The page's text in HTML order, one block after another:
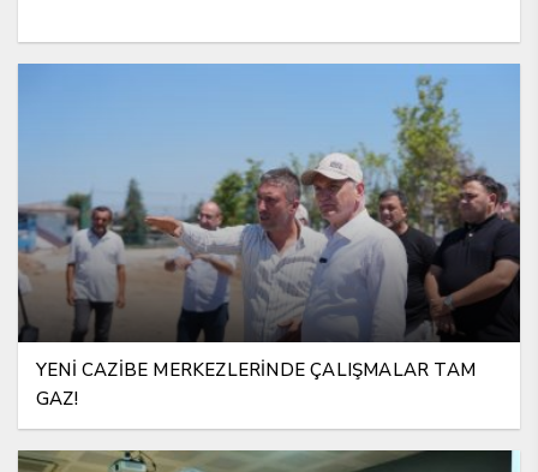
YENİ CAZİBE MERKEZLERİNDE ÇALIŞMALAR TAM
GAZ!